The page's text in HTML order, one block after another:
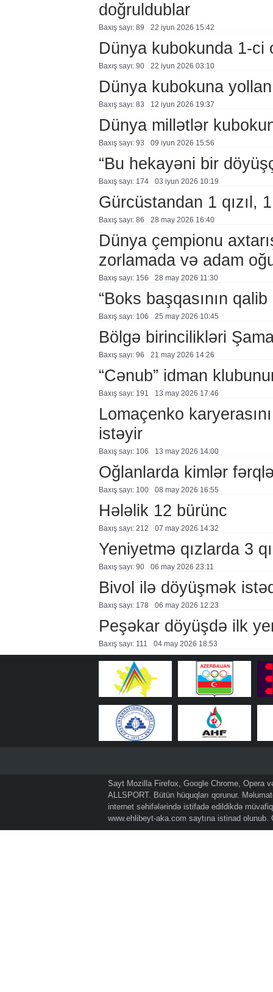
doğruldublar
Baxış sayı: 89 22 i̇yun 2026 15:42
Dünya kubokunda 1-ci
Baxış sayı: 90 22 i̇yun 2026 03:10
Dünya kubokuna
Baxış sayı: 83 12 i̇yun 2026 19:37
Dünya millətlər
Baxış sayı: 93 09 i̇yun 2026 15:56
“Bu hekayəni bir
Baxış sayı: 174 03 i̇yun 2026 10:19
Gürcüstandan 1 qızıl,
Baxış sayı: 86 28 may 2026 16:40
Dünya çempionu
zorlamada və adam
Baxış sayı: 156 28 may 2026 11:30
“Boks başqasının
Baxış sayı: 106 25 may 2026 10:45
Bölgə birincilikləri
Baxış sayı: 96 21 may 2026 14:26
“Cənub” idman
Baxış sayı: 191 13 may 2026 17:46
Lomaçenko
istəyir
Baxış sayı: 106 13 may 2026 14:00
Oğlanlarda kimlər
Baxış sayı: 100 08 may 2026 16:55
Hələlik 12 bürünc
Baxış sayı: 212 07 may 2026 14:32
Yeniyetmə qızlarda 3
Baxış sayı: 90 06 may 2026 23:11
Bivol ilə döyüşmək
Baxış sayı: 178 06 may 2026 12:23
Peşəkar döyüşdə ilk
Baxış sayı: 111 04 may 2026 18:53
Sayt Mozilla Firefox, Google Chrome, Opera
ALLSPORT. Bütün hüquqları qorunur.
internet səhifələrində istifadə edildikdə
www.ehlibeyt-aka.com saytına istinad olunub.